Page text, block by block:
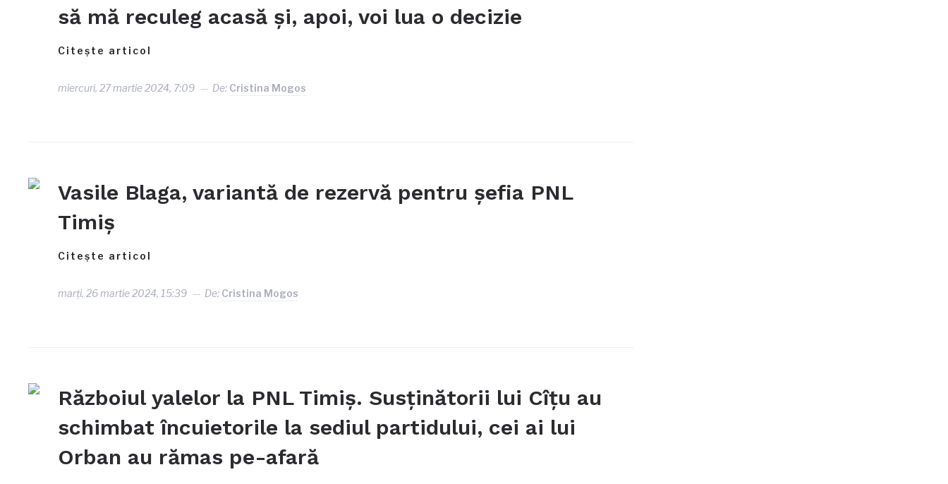
să mă reculeg acasă și, apoi, voi lua o decizie
Citește articol
miercuri, 27 martie 2024, 7:09 De: Cristina Mogos
Vasile Blaga, variantă de rezervă pentru șefia PNL
Timiș
Citește articol
marți, 26 martie 2024, 15:39 De: Cristina Mogos
Războiul yalelor la PNL Timiș. Susținătorii lui Cîțu au
schimbat încuietorile la sediul partidului, cei ai lui
Orban au rămas pe-afară